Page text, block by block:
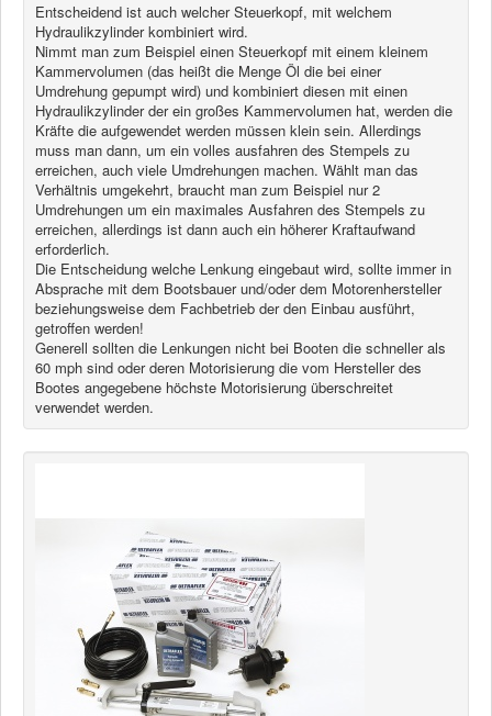
Entscheidend ist auch welcher Steuerkopf, mit welchem
Hydraulikzylinder kombiniert wird.
Nimmt man zum Beispiel einen Steuerkopf mit einem kleinem
Kammervolumen (das heißt die Menge Öl die bei einer
Umdrehung gepumpt wird) und kombiniert diesen mit einen
Hydraulikzylinder der ein großes Kammervolumen hat, werden die
Kräfte die aufgewendet werden müssen klein sein. Allerdings
muss man dann, um ein volles ausfahren des Stempels zu
erreichen, auch viele Umdrehungen machen. Wählt man das
Verhältnis umgekehrt, braucht man zum Beispiel nur 2
Umdrehungen um ein maximales Ausfahren des Stempels zu
erreichen, allerdings ist dann auch ein höherer Kraftaufwand
erforderlich.
Die Entscheidung welche Lenkung eingebaut wird, sollte immer in
Absprache mit dem Bootsbauer und/oder dem Motorenhersteller
beziehungsweise dem Fachbetrieb der den Einbau ausführt,
getroffen werden!
Generell sollten die Lenkungen nicht bei Booten die schneller als
60 mph sind oder deren Motorisierung die vom Hersteller des
Bootes angegebene höchste Motorisierung überschreitet
verwendet werden.